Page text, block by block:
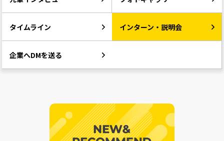
タイムライン インターン・説明会
企業へDMを送る